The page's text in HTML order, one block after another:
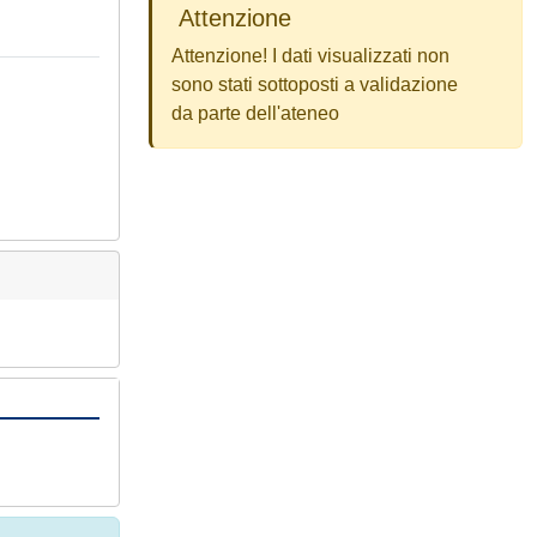
Attenzione
Attenzione! I dati visualizzati non
sono stati sottoposti a validazione
da parte dell'ateneo